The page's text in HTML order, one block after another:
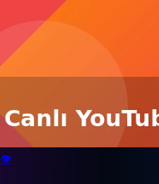
👁️